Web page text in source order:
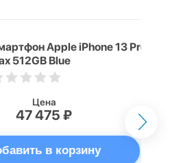
Apple iPhone 13 Pro
512GB Blue
Цена
47 475 ₽
в корзину